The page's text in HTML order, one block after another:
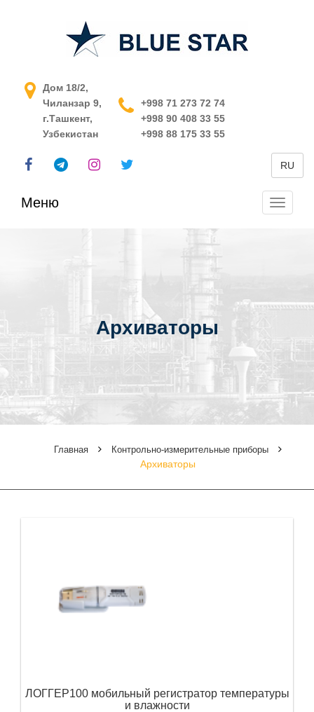
АСУ ТП в Узбекистане
Дом 18/2,
Чиланзар 9,
г.Ташкент,
Узбекистан
+998 71 273 72 74
+998 90 408 33 55
+998 88 175 33 55
RU
Меню
Архиваторы
Главная Контрольно-измерительные приборы
Архиваторы
ЛОГГЕР100 мобильный регистратор температуры
и влажности